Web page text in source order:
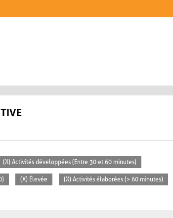
(X) Activités développées (Entre 30 et 60 minutes)
(X) Élevée (X) Activités élaborées (> 60 minutes)